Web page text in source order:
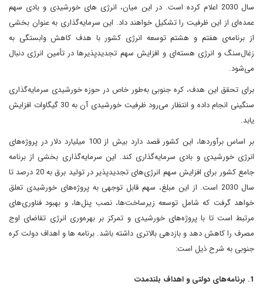
سال 2030 اعلام کرده است. در این میان، انرژی های خورشیدی و بادی سهم
عمده‌ای از این ظرفیت را تشکیل خواهند داد. این سرمایه‌گذاری به عنوان بخشی
از برنامه‌ی هفتم و هشتم توسعه انرژی کشور با هدف کاهش وابستگی به
زغال‌سنگ و انرژی هسته‌ای و افزایش سهم تجدیدپذیرها در تأمین انرژی دنبال
می‌شود.
برای تحقق این هدف، کره جنوبی به‌طور خاص در حوزه خورشیدی سرمایه‌گذاری
سنگینی انجام داده و انتظار می‌رود ظرفیت خورشیدی آن به 30 گیگاوات افزایش
یابد.
بر اساس برآوردها، این کشور قصد دارد بیش از 100 میلیارد دلار در پروژه‌های
انرژی خورشیدی و بادی سرمایه‌گذاری کند. این سرمایه‌گذاری بخشی از برنامه
جامع کشور برای افزایش سهم انرژی‌های تجدیدپذیر در تولید برق به 20 درصد تا
سال 2030 است. از این مبلغ، سهم قابل توجهی به پروژه‌های خورشیدی تعلق
خواهد گرفت که شامل توسعه زیرساخت‌ها، نصب پنل‌ها، و بهبود فناوری‌های
مرتبط است تا با پروژه‌های خورشیدی و تمرکز بر بهره‌وری انرژی تقاضای اوج
مصرف را کاهش دهد و بازدهی بالاتری داشته باشد. برنامه ها و اهداف دولت کره
جنوبی به شرح ذیل است:
1. برنامه‌های دولتی و اهداف بلندمدت